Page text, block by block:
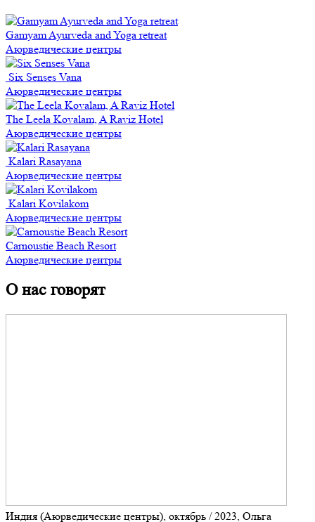
Gamyam Ayurveda and Yoga retreat
Аюрведические центры
Six Senses Vana
Аюрведические центры
The Leela Kovalam, A Raviz Hotel
Аюрведические центры
Kalari Rasayana
Аюрведические центры
Kalari Kovilakom
Аюрведические центры
Carnoustie Beach Resort
Аюрведические центры
О нас говорят
Индия (Аюрведические центры), октябрь / 2023, Ольга